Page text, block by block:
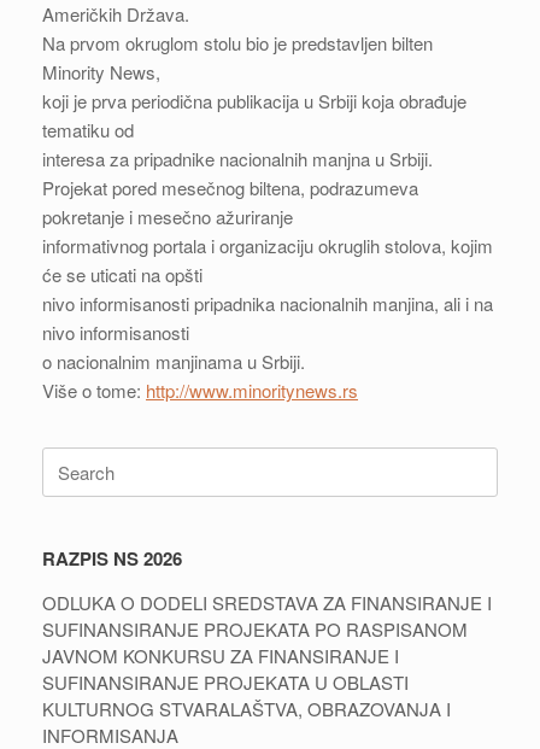
Američkih Država.
Na prvom okruglom stolu bio je predstavljen bilten
Minority News,
koji je prva periodična publikacija u Srbiji koja obrađuje
tematiku od
interesa za pripadnike nacionalnih manjna u Srbiji.
Projekat pored mesečnog biltena, podrazumeva
pokretanje i mesečno ažuriranje
informativnog portala i organizaciju okruglih stolova, kojim
će se uticati na opšti
nivo informisanosti pripadnika nacionalnih manjina, ali i na
nivo informisanosti
o nacionalnim manjinama u Srbiji.
Više o tome: http://www.minoritynews.rs
for:
RAZPIS NS 2026
ODLUKA O DODELI SREDSTAVA ZA FINANSIRANJE I
SUFINANSIRANJE PROJEKATA PO RASPISANOM
JAVNOM KONKURSU ZA FINANSIRANJE I
SUFINANSIRANJE PROJEKATA U OBLASTI
KULTURNOG STVARALAŠTVA, OBRAZOVANJA I
INFORMISANJA